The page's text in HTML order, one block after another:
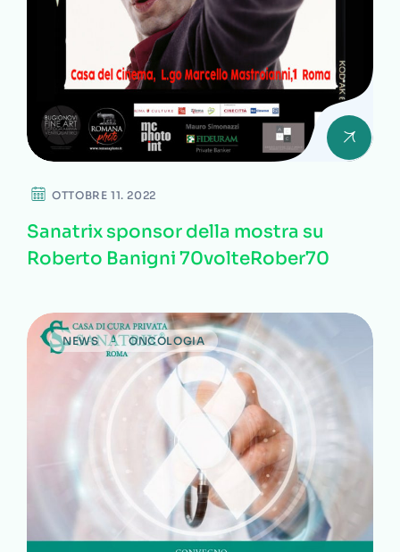
OTTOBRE 11. 2022
Sanatrix sponsor della mostra su
Roberto Banigni 70volteRober70
NEWS ONCOLOGIA